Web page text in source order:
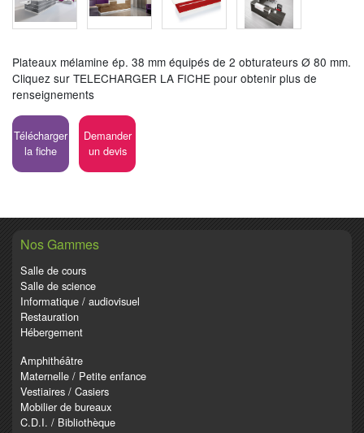
Plateaux mélamine ép. 38 mm équipés de 2 obturateurs Ø 80 mm.
Cliquez sur TELECHARGER LA FICHE pour obtenir plus de
renseignements
Télécharger
la fiche
Demander
un devis
Nos Gammes
Salle de cours
Salle de science
Informatique / audiovisuel
Restauration
Hébergement
Amphithéâtre
Maternelle / Petite enfance
Vestiaires / Casiers
Mobilier de bureaux
C.D.I. / Bibliothèque